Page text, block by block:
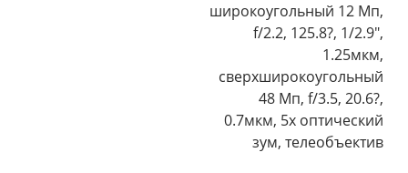
широкоугольный 12 Мп,
f/2.2, 125.8?, 1/2.9",
1.25мкм,
сверхширокоугольный
48 Мп, f/3.5, 20.6?,
0.7мкм, 5x оптический
зум, телеобъектив